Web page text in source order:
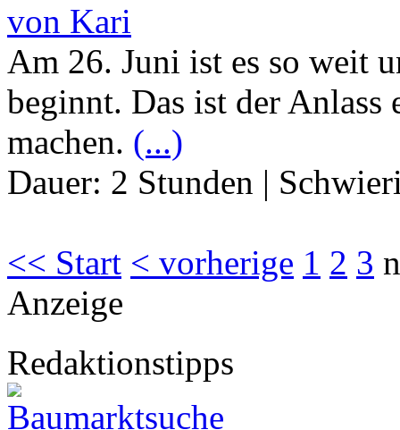
von Kari
Am 26. Juni ist es so weit
beginnt. Das ist der
machen. (...)
Dauer: 2 Stunden |
<< Start < vorherige 1 2 3
Anzeige
Redaktionstipps